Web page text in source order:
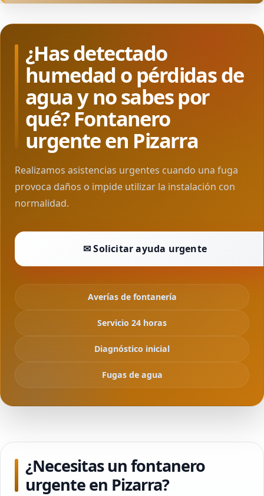
¿Has detectado
humedad o pérdidas de
agua y no sabes por
qué? Fontanero
urgente en Pizarra
Realizamos asistencias urgentes cuando una fuga
provoca daños o impide utilizar la instalación con
normalidad.
✉ Solicitar ayuda urgente
Averías de fontanería
Servicio 24 horas
Diagnóstico inicial
Fugas de agua
¿Necesitas un fontanero
urgente en Pizarra?